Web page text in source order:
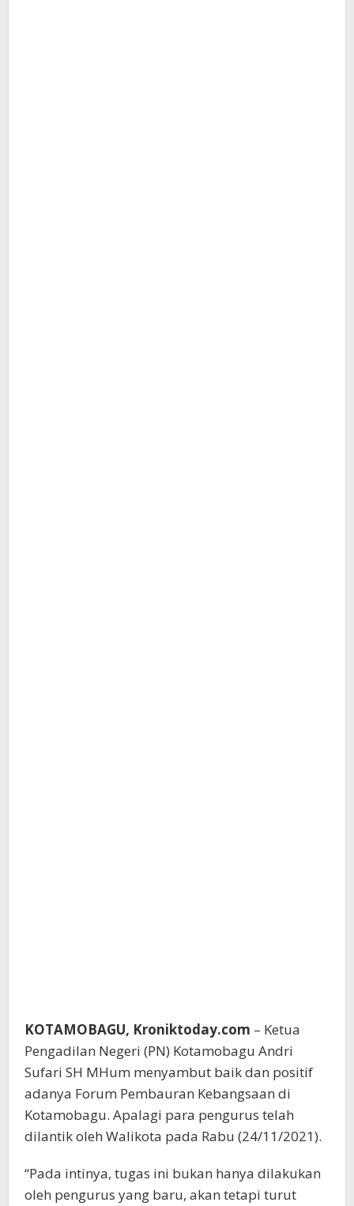
KOTAMOBAGU, Kroniktoday.com – Ketua
Pengadilan Negeri (PN) Kotamobagu Andri
Sufari SH MHum menyambut baik dan positif
adanya Forum Pembauran Kebangsaan di
Kotamobagu. Apalagi para pengurus telah
dilantik oleh Walikota pada Rabu (24/11/2021).
“Pada intinya, tugas ini bukan hanya dilakukan
oleh pengurus yang baru, akan tetapi turut